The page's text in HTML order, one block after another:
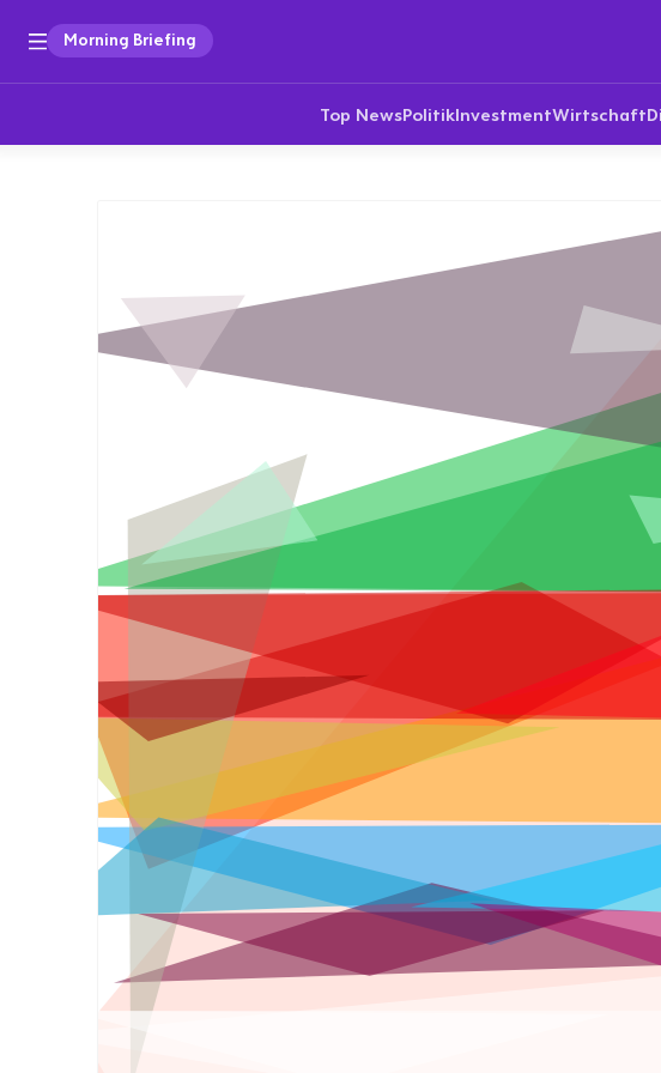
Morning Briefing
Top NewsPolitikInvestmentWirtschaft